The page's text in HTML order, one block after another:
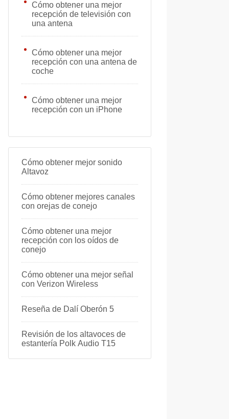
Cómo obtener una mejor
recepción de televisión con
una antena
Cómo obtener una mejor
recepción con una antena de
coche
Cómo obtener una mejor
recepción con un iPhone
Cómo obtener mejor sonido
Altavoz
Cómo obtener mejores canales
con orejas de conejo
Cómo obtener una mejor
recepción con los oídos de
conejo
Cómo obtener una mejor señal
con Verizon Wireless
Reseña de Dalí Oberón 5
Revisión de los altavoces de
estantería Polk Audio T15